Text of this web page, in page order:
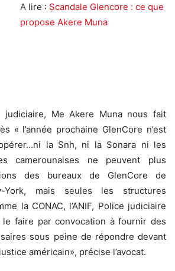
A lire : Scandale Glencore : ce que
propose Akere Muna
judiciaire, Me Akere Muna nous fait
« l’année prochaine GlenCore n’est
la Snh, ni la Sonara ni les
camerounaises ne peuvent plus
des bureaux de GlenCore de
York, mais seules les structures
la CONAC, l’ANIF, Police judiciaire
faire par convocation à fournir des
sous peine de répondre devant
américain», précise l’avocat.